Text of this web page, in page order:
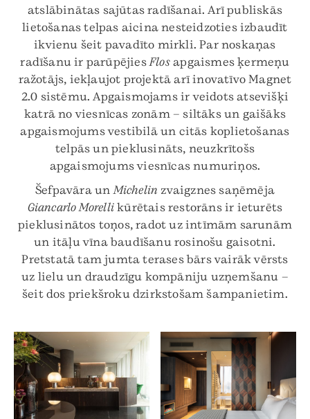
atslābinātas sajūtas radīšanai. Arī publiskās
lietošanas telpas aicina nesteidzoties izbaudīt
ikvienu šeit pavadīto mirkli. Par noskaņas
radīšanu ir parūpējiesFlosapgaismes ķermeņu
ražotājs, iekļaujot projektā arī inovatīvo Magnet
2.0 sistēmu. Apgaismojams ir veidots atsevišķi
katrā no viesnīcas zonām – siltāks un gaišāks
apgaismojums vestibilā un citās koplietošanas
telpās un pieklusināts, neuzkrītošs
apgaismojums viesnīcas numuriņos.
Šefpavāra unMichelin zvaigznes saņēmēja
Giancarlo Morelli kūrētais restorāns ir ieturēts
pieklusinātos toņos, radot uz intīmām sarunām
un itāļu vīna baudīšanu rosinošu gaisotni.
Pretstatā tam jumta terases bārs vairāk vērsts
uz lielu un draudzīgu kompāniju uzņemšanu –
šeit dos priekšroku dzirkstošam šampanietim.